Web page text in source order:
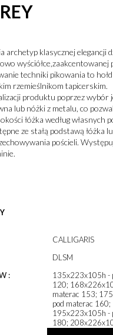
archetyp klasycznej elegancji
wyściółce,zaakcentowanej
techniki pikowania to hołd
rzemieślnikom tapicerskim.
produktu poprzez wybór
lub nóżki z metalu, co
łóżka według własnych
ze stałą podstawą łóżka
pościeli.
CALLIGARIS
DLSM
:
135x223x105h -
120;
materac 153;
pod materac 160;
195x223x105h -
180;